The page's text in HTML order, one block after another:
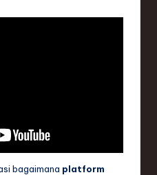
bagaimana platform